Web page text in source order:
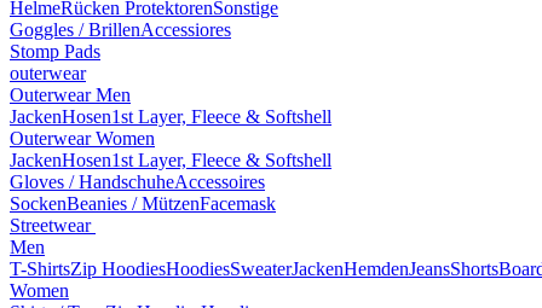
HelmeRücken ProtektorenSonstige
Goggles / BrillenAccessiores
Stomp Pads
outerwear
Outerwear Men
JackenHosen1st Layer, Fleece & Softshell
Outerwear Women
JackenHosen1st Layer, Fleece & Softshell
Gloves / HandschuheAccessoires
SockenBeanies / MützenFacemask
Streetwear
Men
T-ShirtsZip HoodiesHoodiesSweaterJackenHemdenJeansShorts
Women